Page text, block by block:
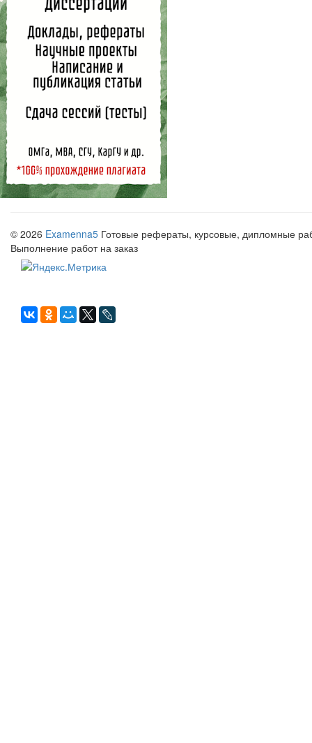
© 2026 Examenna5 Готовые рефераты, курсовые, дипломные
Выполнение работ на заказ